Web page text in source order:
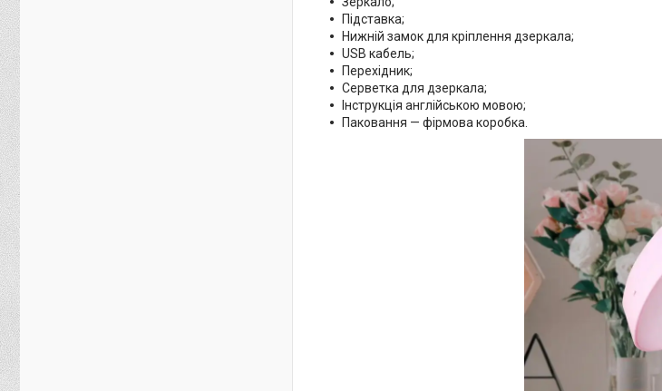
Підставка;
Нижній замок для кріплення дзеркала;
USB кабель;
Перехідник;
Серветка для дзеркала;
Інструкція англійською мовою;
Паковання — фірмова коробка.